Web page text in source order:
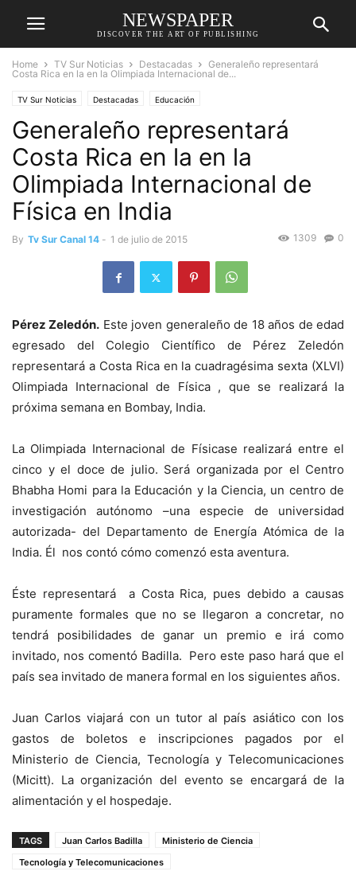
NEWSPAPER
DISCOVER THE ART OF PUBLISHING
Home TV Sur Noticias Destacadas
Generaleño representará
Costa Rica en la en la Olimpiada Internacional de...
TV Sur Noticias Destacadas Educación
Generaleño representará
Costa Rica en la en la
Olimpiada Internacional de
Física en India
By Tv Sur Canal 14 - 1 de julio de 2015 0
1309
Pérez Zeledón. Este joven generaleño de 18 años de edad
egresado del Colegio Científico de Pérez Zeledón
representará a Costa Rica en la cuadragésima sexta (XLVI)
Olimpiada Internacional de Física , que se realizará la
próxima semana en Bombay, India.
La Olimpiada Internacional de Físicase realizará entre el
cinco y el doce de julio. Será organizada por el Centro
Bhabha Homi para la Educación y la Ciencia, un centro de
investigación autónomo –una especie de universidad
autorizada- del Departamento de Energía Atómica de la
India. Él nos contó cómo comenzó esta aventura.
Éste representará a Costa Rica, pues debido a causas
puramente formales que no se llegaron a concretar, no
tendrá posibilidades de ganar un premio e irá como
invitado, nos comentó Badilla. Pero este paso hará que el
país sea invitado de manera formal en los siguientes años.
Juan Carlos viajará con un tutor al país asiático con los
gastos de boletos e inscripciones pagados por el
Ministerio de Ciencia, Tecnología y Telecomunicaciones
(Micitt). La organización del evento se encargará de la
alimentación y el hospedaje.
TAGS Juan Carlos Badilla
Ministerio de Ciencia
Tecnología y Telecomunicaciones